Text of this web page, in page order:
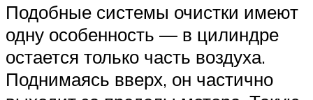
Подобные системы очистки имеют
одну особенность — в цилиндре
остается только часть воздуха.
Поднимаясь вверх, он частично